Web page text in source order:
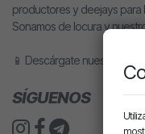
productores y deejays para
Sonamos de locura y
📱 Descárgate nuestra app
SÍGUENOS